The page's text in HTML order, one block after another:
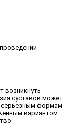
возникнуть
суставов может
серьезным формам
вариантом